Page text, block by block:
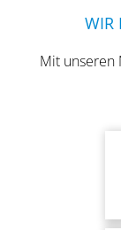
WIR
Mit unseren